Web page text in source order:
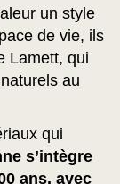
un style
de vie, ils
Lamett, qui
au
qui
s’intègre
ans, avec